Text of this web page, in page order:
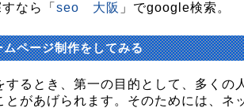
なら「 seo 大阪 」でgoogle検索。
ページ制作をしてみる
するとき、第一の目的として、多くの
とがあげられます。そのためには、ネ